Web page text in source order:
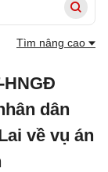
Tìm nâng cao
HNGĐ
dân
về vụ án